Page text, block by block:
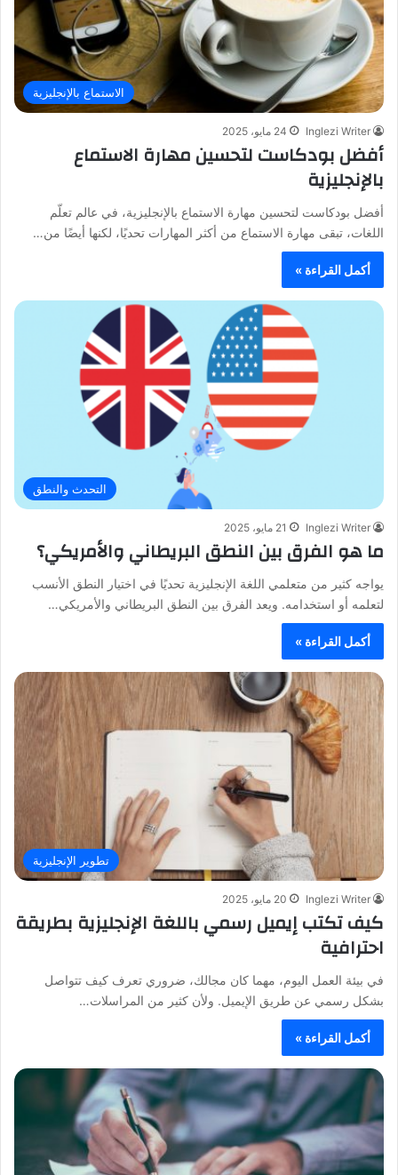
الاستماع بالإنجليزية
Inglezi Writer 24 مايو، 2025
أفضل بودكاست لتحسين مهارة الاستماع
بالإنجليزية
أفضل بودكاست لتحسين مهارة الاستماع بالإنجليزية، في عالم تعلّم
اللغات، تبقى مهارة الاستماع من أكثر المهارات تحديًا، لكنها أيضًا من…
أكمل القراءة »
التحدث والنطق
Inglezi Writer 21 مايو، 2025
ما هو الفرق بين النطق البريطاني والأمريكي؟
يواجه كثير من متعلمي اللغة الإنجليزية تحديًا في اختيار النطق الأنسب
لتعلمه أو استخدامه. ويعد الفرق بين النطق البريطاني والأمريكي…
أكمل القراءة »
تطوير الإنجليزية
Inglezi Writer 20 مايو، 2025
كيف تكتب إيميل رسمي باللغة الإنجليزية بطريقة
احترافية
في بيئة العمل اليوم، مهما كان مجالك، ضروري تعرف كيف تتواصل
بشكل رسمي عن طريق الإيميل. ولأن كثير من المراسلات…
أكمل القراءة »